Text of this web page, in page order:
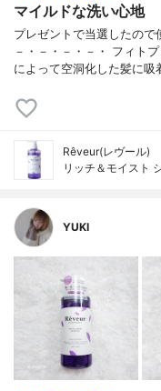
マイルドな洗い心地
プレゼントで当選したので
－・－・－・－・ フィト
によって空洞化した髪に吸
Rêveur(レヴール)
リッチ＆モイスト
YUKI